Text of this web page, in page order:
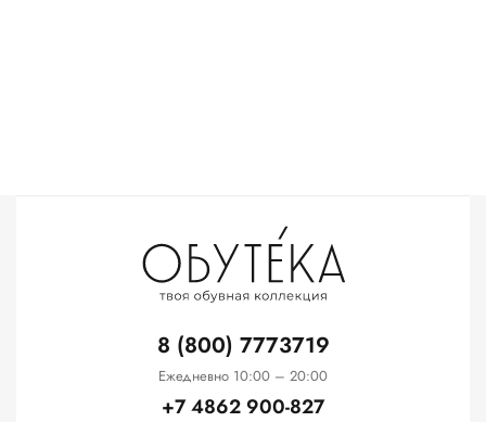
8 (800) 7773719
Ежедневно 10:00 – 20:00
+7 4862 900-827